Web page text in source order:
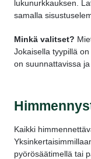
lukunurkkauksen.
samalla
Minkä valitset?
Jokaisella tyypillä
on suunnattavissa
Kaikki
pyörösäätimellä tai